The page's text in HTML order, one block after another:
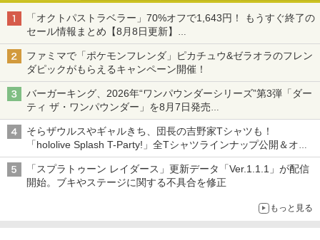
「オクトパストラベラー」70%オフで1,643円！ もうすぐ終了の
セール情報まとめ【8月8日更新】
ニンテンドーeショップでは「大神 絶景版」が67%オフで990円
ファミマで「ポケモンフレンダ」ピカチュウ&ゼラオラのフレン
ダピックがもらえるキャンペーン開催！
バーガーキング、2026年“ワンパウンダーシリーズ”第3弾「ダー
ティ ザ・ワンパウンダー」を8月7日発売
「特製ガーリックマヨソース」を使用した超大型チーズバーガー
そらザウルスやギャルきち、団長の吉野家Tシャツも！
「hololive Splash T-Party!」全Tシャツラインナップ公開＆オン
ライン販売開始
「スプラトゥーン レイダース」更新データ「Ver.1.1.1」が配信
開始。ブキやステージに関する不具合を修正
もっと見る